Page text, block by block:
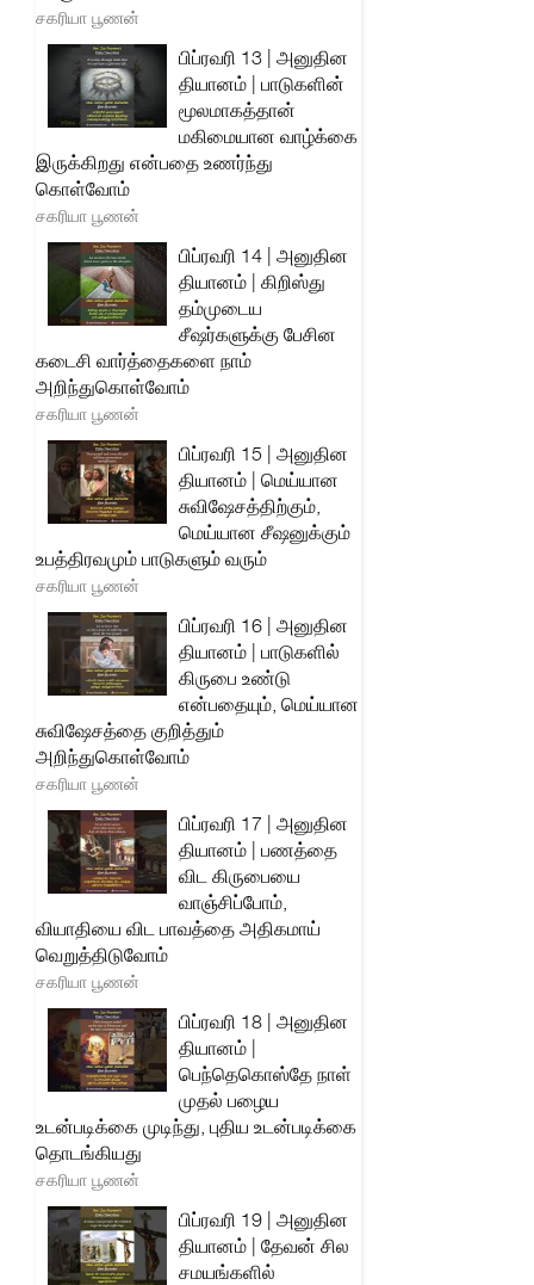
சகரியா பூணன்
பிப்ரவரி 13 | அனுதின
தியானம் | பாடுகளின்
மூலமாகத்தான்
மகிமையான வாழ்க்கை
இருக்கிறது என்பதை உணர்ந்து
கொள்வோம்
சகரியா பூணன்
பிப்ரவரி 14 | அனுதின
தியானம் | கிறிஸ்து
தம்முடைய
சீஷர்களுக்கு பேசின
கடைசி வார்த்தைகளை நாம்
அறிந்துகொள்வோம்
சகரியா பூணன்
பிப்ரவரி 15 | அனுதின
தியானம் | மெய்யான
சுவிஷேசத்திற்கும்,
மெய்யான சீஷனுக்கும்
உபத்திரவமும் பாடுகளும் வரும்
சகரியா பூணன்
பிப்ரவரி 16 | அனுதின
தியானம் | பாடுகளில்
கிருபை உண்டு
என்பதையும், மெய்யான
சுவிஷேசத்தை குறித்தும்
அறிந்துகொள்வோம்
சகரியா பூணன்
பிப்ரவரி 17 | அனுதின
தியானம் | பணத்தை
விட கிருபையை
வாஞ்சிப்போம்,
வியாதியை விட பாவத்தை அதிகமாய்
வெறுத்திடுவோம்
சகரியா பூணன்
பிப்ரவரி 18 | அனுதின
தியானம் |
பெந்தெகொஸ்தே நாள்
முதல் பழைய
உடன்படிக்கை முடிந்து, புதிய உடன்படிக்கை
தொடங்கியது
சகரியா பூணன்
பிப்ரவரி 19 | அனுதின
தியானம் | தேவன் சில
சமயங்களில்